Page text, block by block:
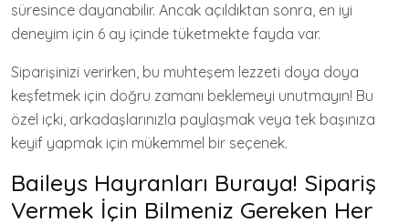
süresince dayanabilir. Ancak açıldıktan sonra, en iyi
deneyim için 6 ay içinde tüketmekte fayda var.
Siparişinizi verirken, bu muhteşem lezzeti doya doya
keşfetmek için doğru zamanı beklemeyi unutmayın! Bu
özel içki, arkadaşlarınızla paylaşmak veya tek başınıza
keyif yapmak için mükemmel bir seçenek.
Baileys Hayranları Buraya! Sipariş
Vermek İçin Bilmeniz Gereken Her